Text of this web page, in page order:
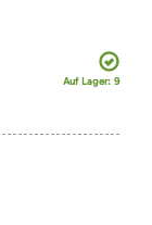
Auf Lager: 9